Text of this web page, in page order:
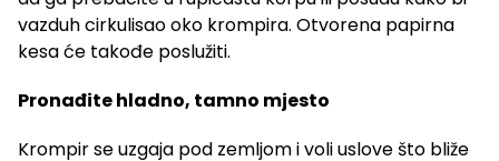
vazduh cirkulisao oko krompira. Otvorena papirna
kesa će takođe poslužiti.
Pronađite hladno, tamno mjesto
Krompir se uzgaja pod zemljom i voli uslove što bliže